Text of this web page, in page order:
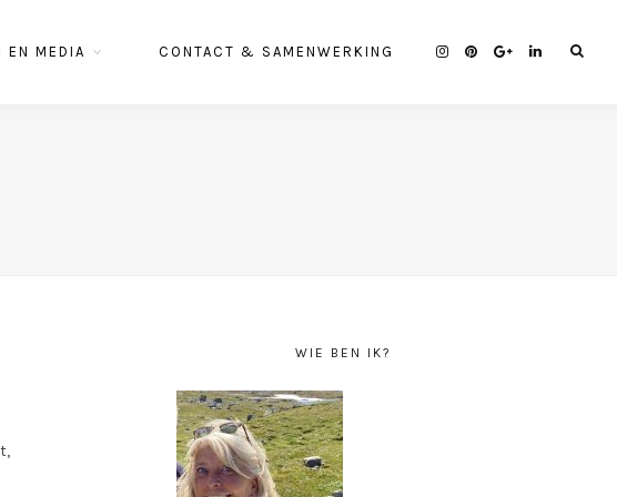
EN MEDIA CONTACT & SAMENWERKING
WIE BEN IK?